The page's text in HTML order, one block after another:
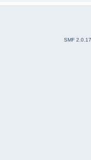
SMF 2.0.17